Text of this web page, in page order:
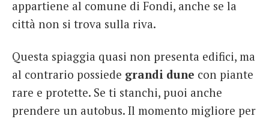
appartiene al comune di Fondi, anche se la
città non si trova sulla riva.
Questa spiaggia quasi non presenta edifici, ma
al contrario possiede grandi dune con piante
rare e protette. Se ti stanchi, puoi anche
prendere un autobus. Il momento migliore per